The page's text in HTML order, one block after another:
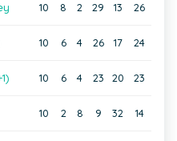
10 8 2 29 13 26
10 6 4 26 17 24
10 6 4 23 20 23
10 2 8 9 32 14